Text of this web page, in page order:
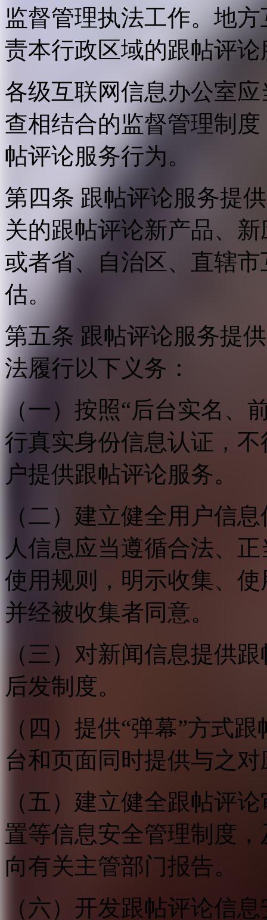
监督管理执法工作。地
责本行政区域的跟帖评
各级互联网信息办公室
查相结合的监督管理制
帖评论服务行为。
第四条 跟帖评论服务提
关的跟帖评论新产品、
或者省、自治区、直辖
估。
第五条 跟帖评论服务提
法履行以下义务：
（一）按照“后台实名、
行真实身份信息认证，
户提供跟帖评论服务。
（二）建立健全用户信
人信息应当遵循合法、
使用规则，明示收集、
并经被收集者同意。
（三）对新闻信息提供
后发制度。
（四）提供“弹幕”方式
台和页面同时提供与之
（五）建立健全跟帖评
置等信息安全管理制度
向有关主管部门报告。
（六）开发跟帖评论信